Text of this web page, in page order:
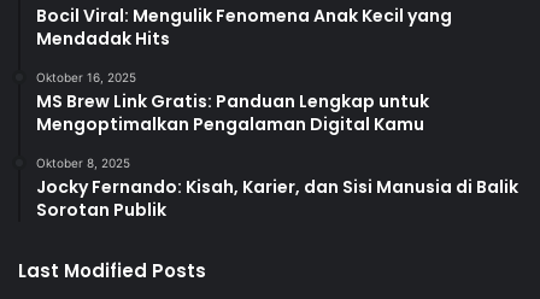
Bocil Viral: Mengulik Fenomena Anak Kecil yang
Mendadak Hits
Oktober 16, 2025
MS Brew Link Gratis: Panduan Lengkap untuk
Mengoptimalkan Pengalaman Digital Kamu
Oktober 8, 2025
Jocky Fernando: Kisah, Karier, dan Sisi Manusia di Balik
Sorotan Publik
Last Modified Posts